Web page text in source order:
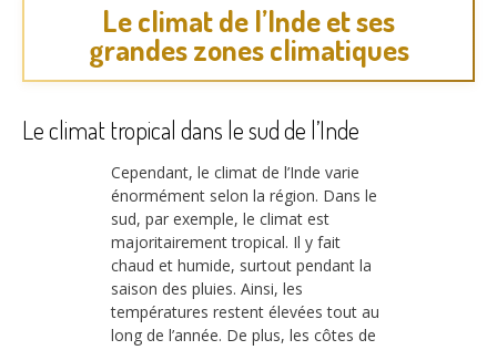
Le climat de l’Inde et ses
grandes zones climatiques
Le climat tropical dans le sud de l’Inde
Cependant, le climat de l’Inde varie
énormément selon la région. Dans le
sud, par exemple, le climat est
majoritairement tropical. Il y fait
chaud et humide, surtout pendant la
saison des pluies. Ainsi, les
températures restent élevées tout au
long de l’année. De plus, les côtes de